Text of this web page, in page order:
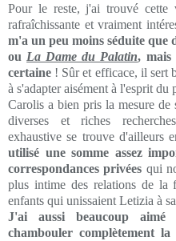
Pour le reste, j'ai trouvé cette
rafraîchissante et vraiment
m'a un peu moins séduite que
ou La Dame du Palatin, mais
certaine ! Sûr et efficace, il sert
à s'adapter aisément à l'esprit du
Carolis a bien pris la mesure de
diverses et riches
exhaustive se trouve d'ailleurs
utilisé une somme assez
correspondances privées qui
plus intime des relations de la
enfants qui unissaient Letizia à
J'ai aussi beaucoup
chambouler complètement la